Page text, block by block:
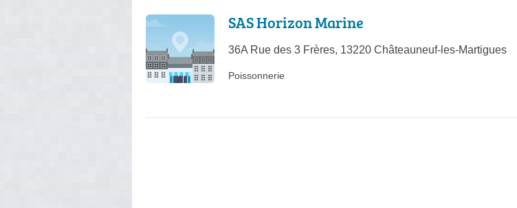
SAS Horizon Marine
36A Rue des 3 Frères, 13220 Châteauneuf-les-Martigues
Poissonnerie